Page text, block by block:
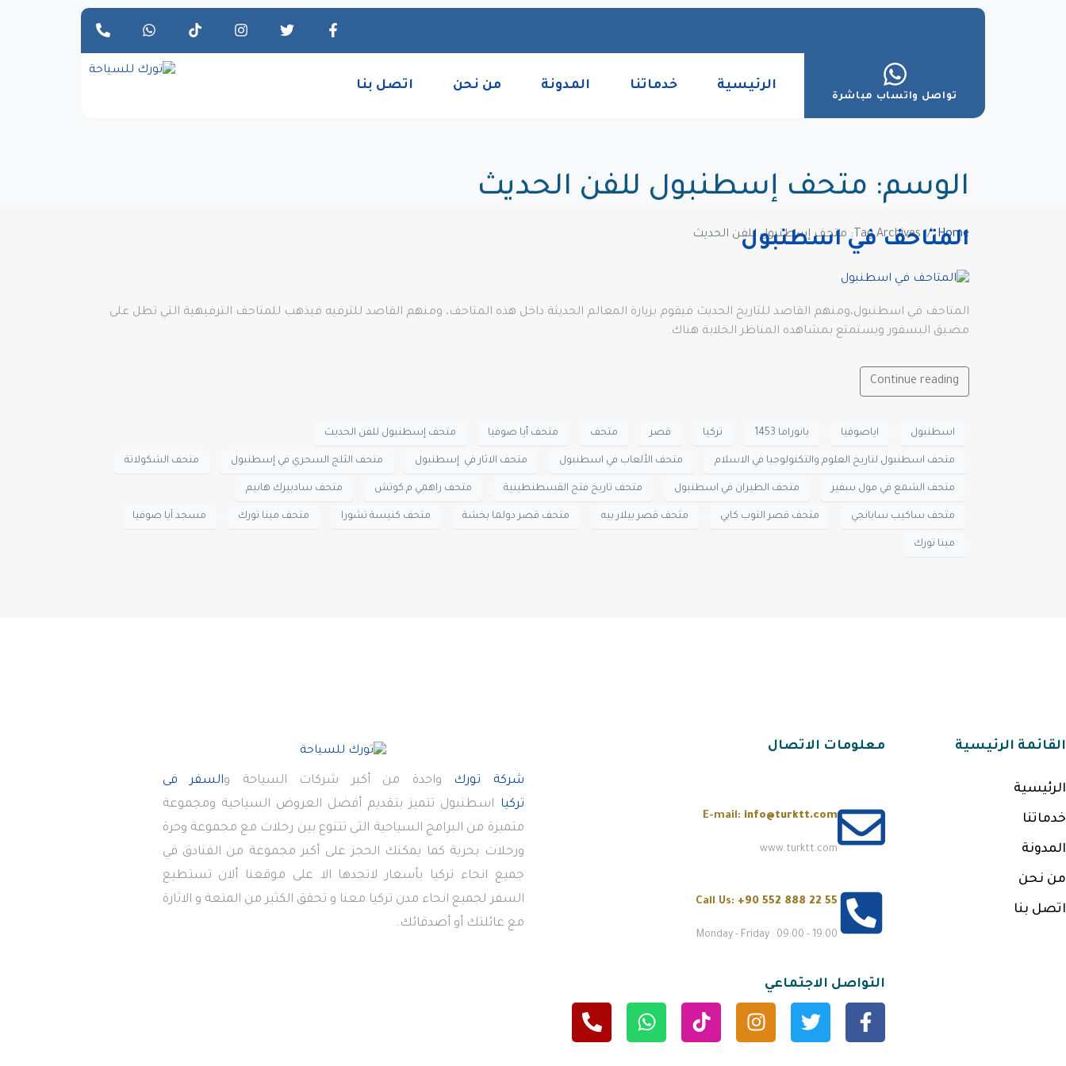
تواصل واتساب مباشرة
الرئيسية خدماتنا المدونة من نحن اتصل بنا
الوسم: متحف إسطنبول للفن الحديث
Home Tag Archives: متحف إسطنبول للفن الحديث
المتاحف في اسطنبول
المتاحف في اسطنبول،ومنهم القاصد للتاريخ الحديث فيقوم بزيارة المعالم الحديثة داخل هذه المتاحف، ومنهم القاصد للترفيه فيذهب للمتاحف الترفيهية التي تطل على
مضيق البسفور ويستمتع بمشاهده المناظر الخلابة هناك.
Continue reading
اسطنبول اياصوفيا بانوراما 1453 تركيا قصر متحف متحف أيا صوفيا متحف إسطنبول للفن الحديث
متحف اسطنبول لتاريخ العلوم والتكنولوجيا في الاسلام متحف الألعاب في اسطنبول متحف الاثار في إسطنبول متحف الثلج السحري في إسطنبول متحف الشكولاتة
متحف الشمع في مول سفير متحف الطيران في اسطنبول متحف تاريخ فتح القسطنطينية متحف راهمي م.كوتش متحف سادبيرك هانيم
متحف ساكيب سابانجي متحف قصر التوب كابي متحف قصر بيلار بيه متحف قصر دولما بخشة متحف كنيسة تشورا متحف مينا تورك مسجد آيا صوفيا
مينا تورك
القائمة الرئيسية
الرئيسية
خدماتنا
المدونة
من نحن
اتصل بنا
معلومات الاتصال
E-mail: info@turktt.com
www.turktt.com
Call Us: +90 552 888 22 55
Monday - Friday : 09:00 - 19:00
التواصل الاجتماعي
شركة تورك واحدة من أكبر شركات السياحة والسفر فى
تركيا اسطنبول تتميز بتقديم أفضل العروض السياحية ومجموعة
متميزة من البرامج السياحية التى تتنوع بين رحلات مع مجموعة وحرة
ورحلات بحرية كما يمكنك الحجز على أكبر مجموعة من الفنادق في
جميع انحاء تركيا بأسعار لاتجدها الا على موقعنا ألان تستطيع
السفر لجميع انحاء مدن تركيا معنا و تحقق الكثير من المتعة و الاثارة
مع عائلتك أو أصدقائك.